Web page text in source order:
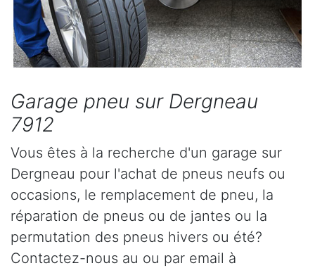
Garage pneu sur Dergneau
7912
Vous êtes à la recherche d'un garage sur
Dergneau pour l'achat de pneus neufs ou
occasions, le remplacement de pneu, la
réparation de pneus ou de jantes ou la
permutation des pneus hivers ou été?
Contactez-nous au ou par email à